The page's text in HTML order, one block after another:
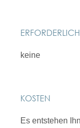
keine
KOSTEN
Es entstehen